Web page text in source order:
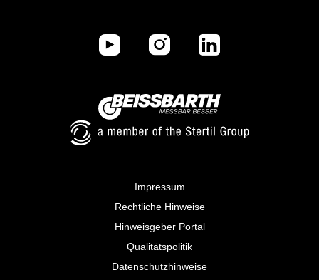
Impressum
Rechtliche Hinweise
Hinweisgeber Portal
Qualitätspolitik
Datenschutzhinweise